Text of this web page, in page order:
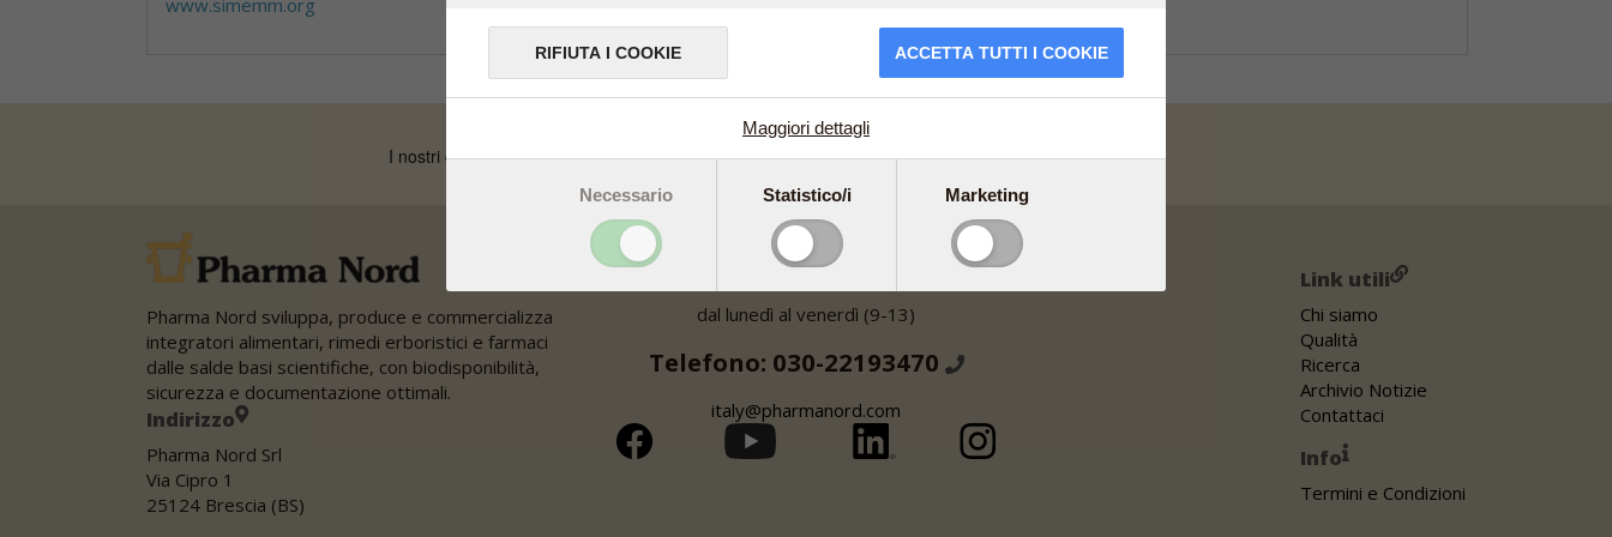
www.simemm.org
Pharma Nord sviluppa, produce e commercializza
integratori alimentari, rimedi erboristici e farmaci
dalle salde basi scientifiche, con biodisponibilità,
sicurezza e documentazione ottimali.
Indirizzo
Pharma Nord Srl
Via Cipro 1
25124 Brescia (BS)
dal lunedì al venerdì (9-13)
Telefono: 030-22193470
italy@pharmanord.com
Link utili
Chi siamo
Qualità
Ricerca
Archivio Notizie
Contattaci
Info
Termini e Condizioni
RIFIUTA I COOKIE ACCETTA TUTTI I COOKIE
Maggiori dettagli
Necessario Statistico/i Marketing